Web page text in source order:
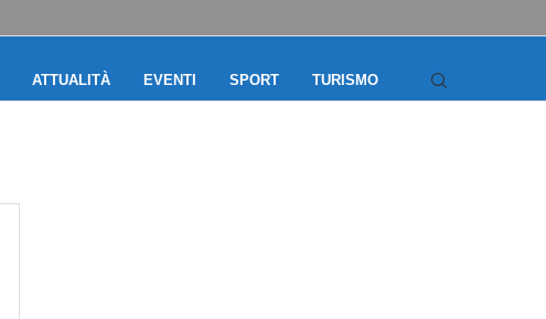
ATTUALITÀ EVENTI SPORT TURISMO